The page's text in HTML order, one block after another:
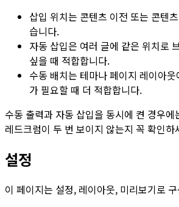
삽입 위치는 콘텐츠 이전 또는 콘텐
습니다.
자동 삽입은 여러 글에 같은 위치로
싶을 때 적합합니다.
수동 배치는 테마나 페이지 레이아
가 필요할 때 더 적합합니다.
수동 출력과 자동 삽입을 동시에 켠 경우
레드크럼이 두 번 보이지 않는지 꼭 확인하
설정
이 페이지는 설정, 레이아웃, 미리보기로